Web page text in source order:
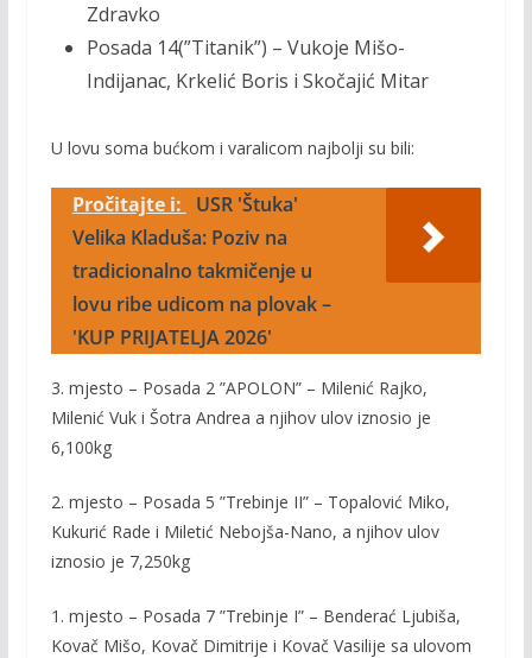
Zdravko
Posada 14(”Titanik”) – Vukoje Mišo-
Indijanac, Krkelić Boris i Skočajić Mitar
U lovu soma bućkom i varalicom najbolji su bili:
Pročitajte i:
USR 'Štuka'
Velika Kladuša: Poziv na
tradicionalno takmičenje u
lovu ribe udicom na plovak –
'KUP PRIJATELJA 2026'
3. mjesto – Posada 2 ”APOLON” – Milenić Rajko,
Milenić Vuk i Šotra Andrea a njihov ulov iznosio je
6,100kg
2. mjesto – Posada 5 ”Trebinje II” – Topalović Miko,
Kukurić Rade i Miletić Nebojša-Nano, a njihov ulov
iznosio je 7,250kg
1. mjesto – Posada 7 ”Trebinje I” – Benderać Ljubiša,
Kovač Mišo, Kovač Dimitrije i Kovač Vasilije sa ulovom